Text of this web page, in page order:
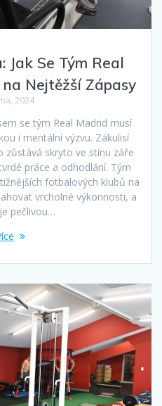
Jak Se Tým Real
Nejtěžší Zápasy
2024
se tým Real Madrid musí
i mentální výzvu. Zákulisí
skryto ve stínu záře
práce a odhodlání. Tým
fotbalových klubů na
vrcholné výkonnosti, a
pečlivou…